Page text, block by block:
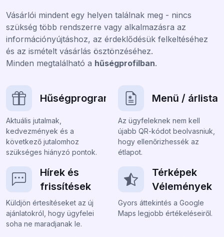
Vásárlói mindent egy helyen találnak meg - nincs
szükség több rendszerre vagy alkalmazásra az
információnyújtáshoz, az érdeklődésük felkeltéséhez
és az ismételt vásárlás ösztönzéséhez.
Minden megtalálható a hűségprofilban.
Hűségprogram
Aktuális jutalmak,
kedvezmények és a
következő jutalomhoz
szükséges hiányzó pontok.
Menü / árlista
Az ügyfeleknek nem kell
újabb QR-kódot beolvasniuk,
hogy ellenőrizhessék az
étlapot.
Hírek és
frissítések
Küldjön értesítéseket az új
ajánlatokról, hogy ügyfelei
soha ne maradjanak le.
Térképek
Vélemények
Gyors áttekintés a Google
Maps legjobb értékeléseiről.